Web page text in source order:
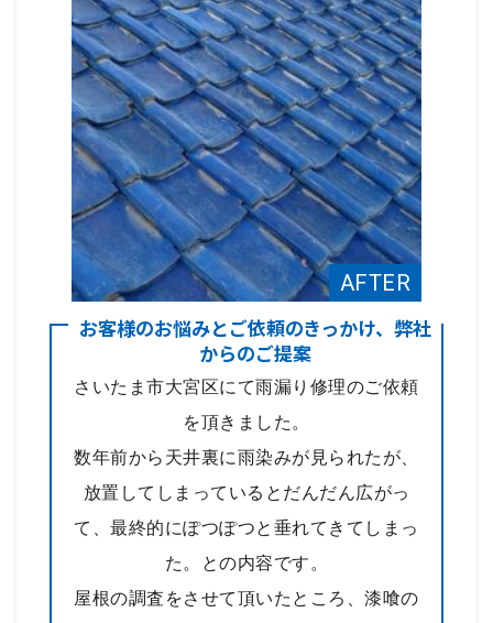
お客様のお悩みとご依頼のきっかけ、弊社
からのご提案
さいたま市大宮区にて雨漏り修理のご依頼
を頂きました。
数年前から天井裏に雨染みが見られたが、
放置してしまっているとだんだん広がっ
て、最終的にぽつぽつと垂れてきてしまっ
た。との内容です。
屋根の調査をさせて頂いたところ、漆喰の